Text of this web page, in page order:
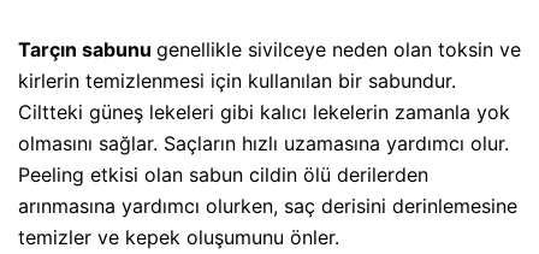
Tarçın sabunu genellikle sivilceye neden olan toksin ve
kirlerin temizlenmesi için kullanılan bir sabundur.
Ciltteki güneş lekeleri gibi kalıcı lekelerin zamanla yok
olmasını sağlar. Saçların hızlı uzamasına yardımcı olur.
Peeling etkisi olan sabun cildin ölü derilerden
arınmasına yardımcı olurken, saç derisini derinlemesine
temizler ve kepek oluşumunu önler.